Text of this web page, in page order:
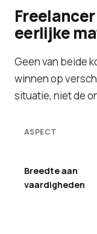
eerlijke
Geen van beide
winnen op
situatie, niet de
ASPECT
Breedte aan
vaardigheden